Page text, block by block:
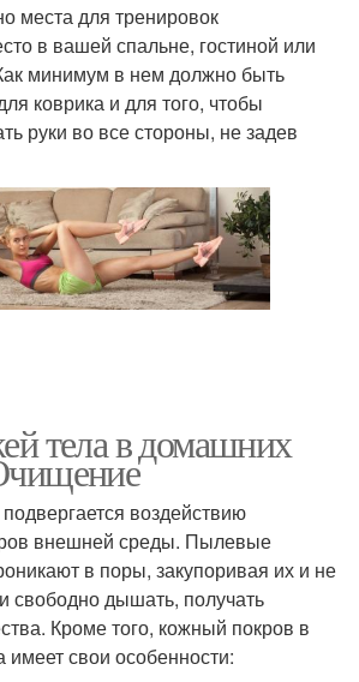
места для тренировок
в вашей спальне, гостиной или
минимум в нем должно быть
коврика и для того, чтобы
руки во все стороны, не задев
тела в домашних
воздействию
внешней среды. Пылевые
в поры, закупоривая их и не
свободно дышать, получать
Кроме того, кожный покров в
имеет свои особенности: